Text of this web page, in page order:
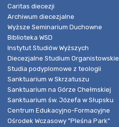
Caritas diecezji
Archiwum diecezjalne
Wyższe Seminarium Duchowne
Biblioteka WSD
Instytut Studiów Wyższych
Diecezjalne Studium Organistowskie
Studia podyplomowe z teologii
Sanktuarium w Skrzatuszu
Sanktuarium na Górze Chełmskiej
Sanktuarium św. Józefa w Słupsku
Centrum Edukacyjno-Formacyjne
Ośrodek Wczasowy "Pleśna Park"